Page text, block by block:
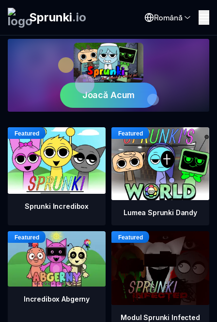
Sprunki.io Română
Joacă Acum
Sprunki Incredibox
Lumea Sprunki Dandy
Incredibox Abgerny
Modul Sprunki Infected